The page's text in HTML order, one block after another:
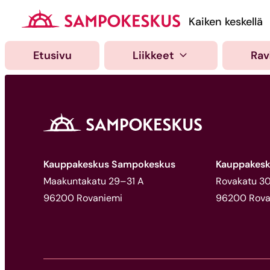
sisältöön
Kauppakeskus
Kaiken keskellä
Etusivu Liikkeet
Kauppakeskus Sampokeskus
Maakuntakatu 29–31 A
96200 Rovaniemi
Rovakatu
96200